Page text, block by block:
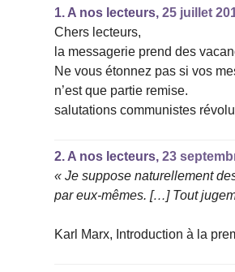
1. A nos lecteurs,25 juillet
Chers lecteurs,
la messagerie prend des
Ne vous étonnez pas si vos
n’est que partie remise.
salutations communistes
2. A nos lecteurs,23
« Je suppose naturellement
par eux-mêmes. […] Tout
Karl Marx, Introduction à la